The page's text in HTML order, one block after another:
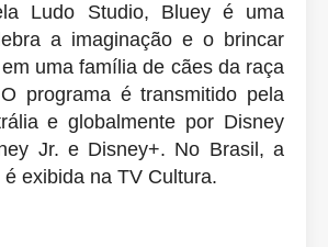
Ludo Studio, Bluey é uma
a imaginação e o brincar
uma família de cães da raça
programa é transmitido pela
e globalmente por Disney
Jr. e Disney+. No Brasil, a
exibida na TV Cultura.